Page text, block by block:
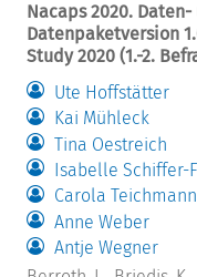
Nacaps 2020.
Datenpaketversion
Study 2020 (1.-2.
Ute Hoffstätter
Kai Mühleck
Tina Oestreich
Isabelle Schiffer-
Carola Teichmann
Anne Weber
Antje Wegner